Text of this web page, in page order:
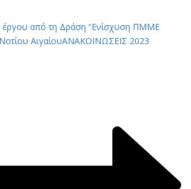
από τη Δράση “Ενίσχυση ΠΜΜΕ
ΑιγαίουΑΝΑΚΟΙΝΩΣΕΙΣ 2023